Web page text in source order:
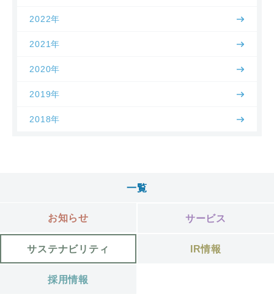
2022年
2021年
2020年
2019年
2018年
一覧
お知らせ サービス
サステナビリティ IR情報
採用情報